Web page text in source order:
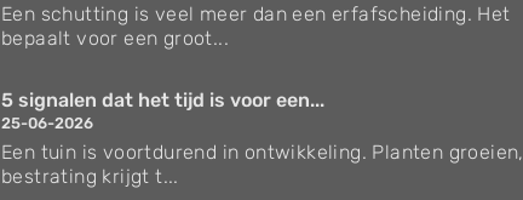
Een schutting is veel meer dan een erfafscheiding. Het
bepaalt voor een groot...
5 signalen dat het tijd is voor een...
25-06-2026
Een tuin is voortdurend in ontwikkeling. Planten groeien,
bestrating krijgt t...